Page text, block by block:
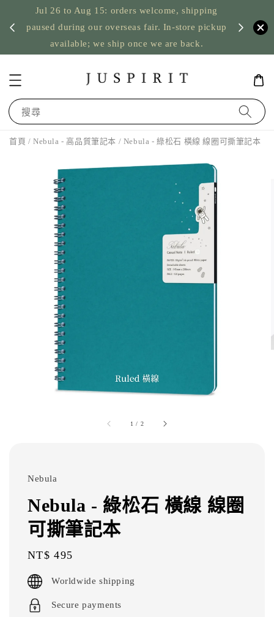
Jul 26 to Aug 15: orders welcome, shipping
paused during our overseas fair. In-store pickup
available; we ship once we are back.
US
搜尋
首頁 /Nebula - 高品質筆記本 / Nebula - 綠松石 橫線 線圈可撕筆記本
1 / 2
Nebula
Nebula - 綠松石 橫線 線圈
可撕筆記本
Regular
price
NT$ 495
Worldwide shipping
Secure payments